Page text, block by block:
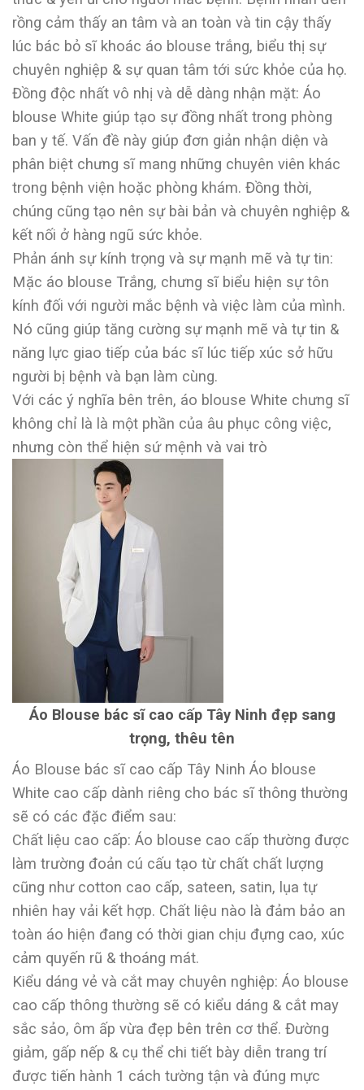
rồng cảm thấy an tâm và an toàn và tin cậy thấy
lúc bác bỏ sĩ khoác áo blouse trắng, biểu thị sự
chuyên nghiệp & sự quan tâm tới sức khỏe của họ.
Đồng độc nhất vô nhị và dễ dàng nhận mặt: Áo
blouse White giúp tạo sự đồng nhất trong phòng
ban y tế. Vấn đề này giúp đơn giản nhận diện và
phân biệt chưng sĩ mang những chuyên viên khác
trong bệnh viện hoặc phòng khám. Đồng thời,
chúng cũng tạo nên sự bài bản và chuyên nghiệp &
kết nối ở hàng ngũ sức khỏe.
Phản ánh sự kính trọng và sự mạnh mẽ và tự tin:
Mặc áo blouse Trắng, chưng sĩ biểu hiện sự tôn
kính đối với người mắc bệnh và việc làm của mình.
Nó cũng giúp tăng cường sự mạnh mẽ và tự tin &
năng lực giao tiếp của bác sĩ lúc tiếp xúc sở hữu
người bị bệnh và bạn làm cùng.
Với các ý nghĩa bên trên, áo blouse White chưng sĩ
không chỉ là là một phần của âu phục công việc,
nhưng còn thể hiện sứ mệnh và vai trò
Áo Blouse bác sĩ cao cấp Tây Ninh đẹp sang
trọng, thêu tên
Áo Blouse bác sĩ cao cấp Tây Ninh Áo blouse
White cao cấp dành riêng cho bác sĩ thông thường
sẽ có các đặc điểm sau:
Chất liệu cao cấp: Áo blouse cao cấp thường được
làm trường đoản cú cấu tạo từ chất chất lượng
cũng như cotton cao cấp, sateen, satin, lụa tự
nhiên hay vải kết hợp. Chất liệu nào là đảm bảo an
toàn áo hiện đang có thời gian chịu đựng cao, xúc
cảm quyến rũ & thoáng mát.
Kiểu dáng vẻ và cắt may chuyên nghiệp: Áo blouse
cao cấp thông thường sẽ có kiểu dáng & cắt may
sắc sảo, ôm ấp vừa đẹp bên trên cơ thể. Đường
giảm, gấp nếp & cụ thể chi tiết bày diễn trang trí
được tiến hành 1 cách tường tận và đúng mực